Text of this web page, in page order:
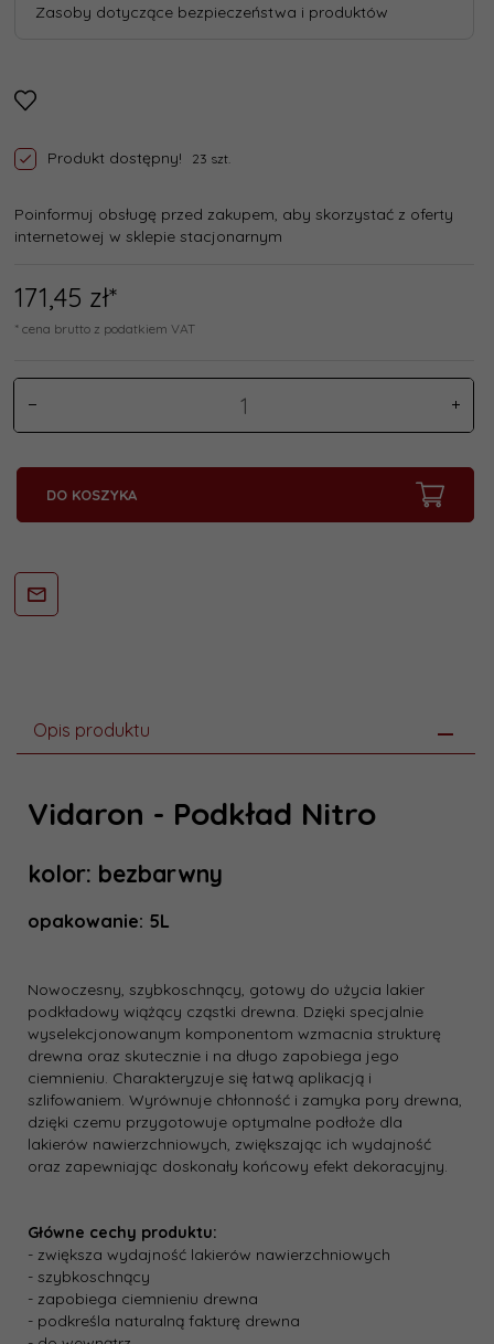
Zasoby dotyczące bezpieczeństwa i produktów
Produkt dostępny! 23 szt.
Poinformuj obsługę przed zakupem, aby skorzystać z oferty
internetowej w sklepie stacjonarnym
171,45 zł*
* cena brutto z podatkiem VAT
DO KOSZYKA
Opis produktu
Vidaron - Podkład Nitro
kolor: bezbarwny
opakowanie: 5L
Nowoczesny, szybkoschnący, gotowy do użycia lakier
podkładowy wiążący cząstki drewna. Dzięki specjalnie
wyselekcjonowanym komponentom wzmacnia strukturę
drewna oraz skutecznie i na długo zapobiega jego
ciemnieniu. Charakteryzuje się łatwą aplikacją i
szlifowaniem. Wyrównuje chłonność i zamyka pory drewna,
dzięki czemu przygotowuje optymalne podłoże dla
lakierów nawierzchniowych, zwiększając ich wydajność
oraz zapewniając doskonały końcowy efekt dekoracyjny.
Główne cechy produktu:
- zwiększa wydajność lakierów nawierzchniowych
- szybkoschnący
- zapobiega ciemnieniu drewna
- podkreśla naturalną fakturę drewna